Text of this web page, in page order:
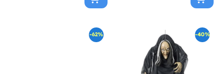
-62% -40%